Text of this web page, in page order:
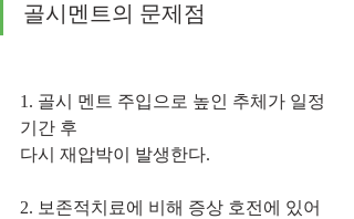
골시멘트의 문제점
1. 골시 멘트 주입으로 높인 추체가 일정
기간 후
다시 재압박이 발생한다.
2. 보존적치료에 비해 증상 호전에 있어